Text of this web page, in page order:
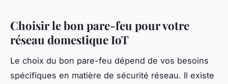
Choisir le bon pare-feu pour votre
réseau domestique IoT
Le choix du bon pare-feu dépend de vos besoins
spécifiques en matière de sécurité réseau. Il existe